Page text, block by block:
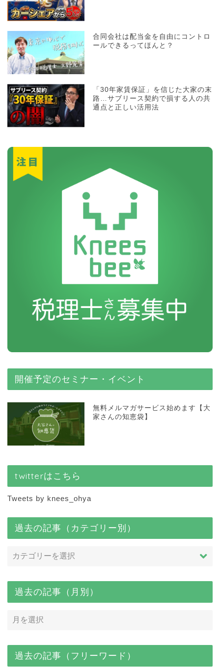
合同会社は配当金を自由にコントロ
ールできるってほんと？
「30年家賃保証」を信じた大家の末
路…サブリース契約で損する人の共
通点と正しい活用法
開催予定のセミナー・イベント
無料メルマガサービス始めます【大
家さんの知恵袋】
twitterはこちら
Tweets by knees_ohya
過去の記事（カテゴリー別）
過去の記事（月別）
過去の記事（フリーワード）